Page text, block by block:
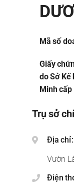
Mã số
Giấy
do Sở Kế
Minh
Trụ sở
Địa chỉ
Vườn
Điện